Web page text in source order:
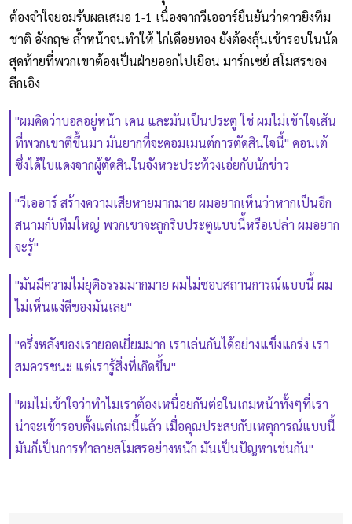
ต้องจำใจยอมรับผลเสมอ 1-1 เนื่องจากวีเออาร์ยืนยันว่าดาวยิงทีม
ชาติ อังกฤษ ล้ำหน้าจนทำให้ ไก่เดือยทอง ยังต้องลุ้นเข้ารอบในนัด
สุดท้ายที่พวกเขาต้องเป็นฝ่ายออกไปเยือน มาร์กเซย์ สโมสรของ
ลีกเอิง
"ผมคิดว่าบอลอยู่หน้า เคน และมันเป็นประตู ใช่ ผมไม่เข้าใจเส้น
ที่พวกเขาตีขึ้นมา มันยากที่จะคอมเมนต์การตัดสินใจนี้" คอนเต้
ซึ่งได้ใบแดงจากผู้ตัดสินในจังหวะประท้วงเอ่ยกับนักข่าว
"วีเออาร์ สร้างความเสียหายมากมาย ผมอยากเห็นว่าหากเป็นอีก
สนามกับทีมใหญ่ พวกเขาจะถูกริบประตูแบบนี้หรือเปล่า ผมอยาก
จะรู้"
"มันมีความไม่ยุติธรรมมากมาย ผมไม่ชอบสถานการณ์แบบนี้ ผม
ไม่เห็นแง่ดีของมันเลย"
"ครึ่งหลังของเรายอดเยี่ยมมาก เราเล่นกันได้อย่างแข็งแกร่ง เรา
สมควรชนะ แต่เรารู้สิ่งที่เกิดขึ้น"
"ผมไม่เข้าใจว่าทำไมเราต้องเหนื่อยกันต่อในเกมหน้าทั้งๆที่เรา
น่าจะเข้ารอบตั้งแต่เกมนี้แล้ว เมื่อคุณประสบกับเหตุการณ์แบบนี้
มันก็เป็นการทำลายสโมสรอย่างหนัก มันเป็นปัญหาเช่นกัน"